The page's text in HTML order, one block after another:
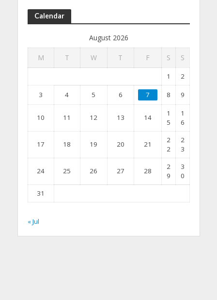
Calendar
August 2026
M T W T F S S
1 2
3 4 5 6 7 8 9
10 11 12 13 14
1
5
1
6
17 18 19 20 21
2
2
2
3
24 25 26 27 28
2
9
3
0
31
« Jul